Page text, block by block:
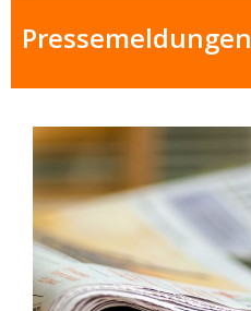
Pressemeldungen